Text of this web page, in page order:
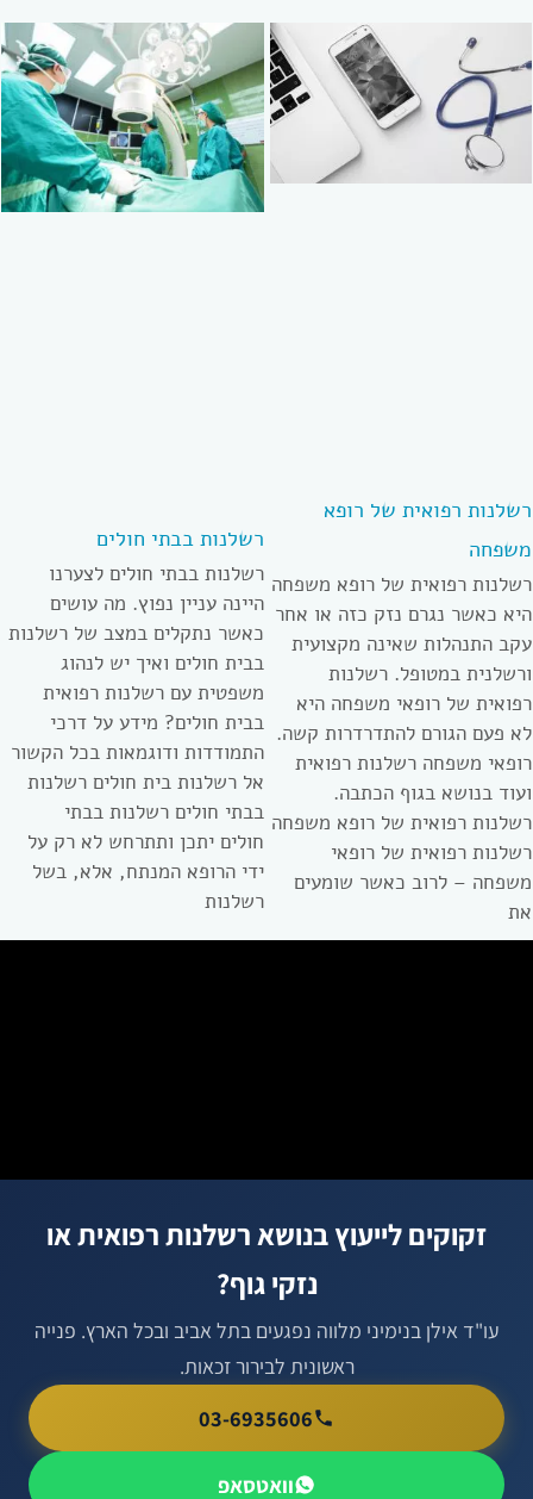
רשלנות רפואית של רופא
משפחה
רשלנות רפואית של רופא משפחה
היא כאשר נגרם נזק כזה או אחר
עקב התנהלות שאינה מקצועית
ורשלנית במטופל. רשלנות
רפואית של רופאי משפחה היא
לא פעם הגורם להתדרדרות קשה.
רופאי משפחה רשלנות רפואית
ועוד בנושא בגוף הכתבה.
רשלנות רפואית של רופא משפחה
רשלנות רפואית של רופאי
משפחה – לרוב כאשר שומעים
את
רשלנות בבתי חולים
רשלנות בבתי חולים לצערנו
היינה עניין נפוץ. מה עושים
כאשר נתקלים במצב של רשלנות
בבית חולים ואיך יש לנהוג
משפטית עם רשלנות רפואית
בבית חולים? מידע על דרכי
התמודדות ודוגמאות בכל הקשור
אל רשלנות בית חולים רשלנות
בבתי חולים רשלנות בבתי
חולים יתכן ותתרחש לא רק על
ידי הרופא המנתח, אלא, בשל
רשלנות
זקוקים לייעוץ בנושא רשלנות רפואית או
נזקי גוף?
עו"ד אילן בנימיני מלווה נפגעים בתל אביב ובכל הארץ. פנייה
ראשונית לבירור זכאות.
03-6935606
וואטסאפ